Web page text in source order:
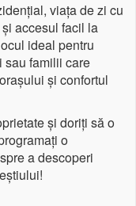
viața de zi cu
accesul facil la
ideal pentru
sau familii care
și confortul
și doriți să o
o
a descoperi